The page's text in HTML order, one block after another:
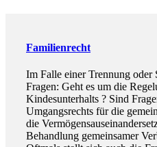
Familienrecht
Im Falle einer Trennung oder
Fragen: Geht es um die
Kindesunterhalts ? Sind
Umgangsrechts für die
die
Behandlung gemeinsamer